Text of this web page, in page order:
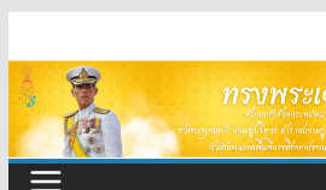
to
content